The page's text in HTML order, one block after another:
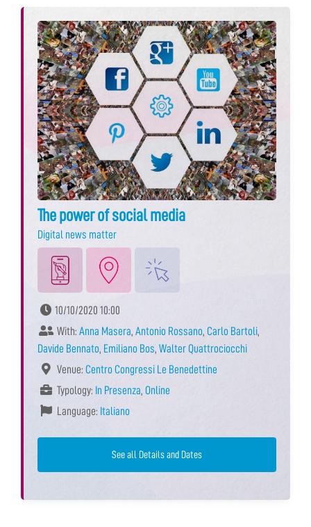
The power of social media
Digital news matter
10/10/2020 10:00
With: Anna Masera, Antonio Rossano, Carlo Bartoli,
Davide Bennato, Emiliano Bos, Walter Quattrociocchi
Venue: Centro Congressi Le Benedettine
Typology: In Presenza, Online
Language: Italiano
See all Details and Dates